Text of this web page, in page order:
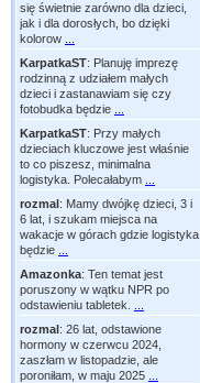
się świetnie zarówno dla dzieci,
jak i dla dorosłych, bo dzięki
kolorow
KarpatkaST: Planuję imprezę
rodzinną z udziałem małych
dzieci i zastanawiam się czy
fotobudka będzie
KarpatkaST: Przy małych
dzieciach kluczowe jest właśnie
to co piszesz, minimalna
logistyka. Polecałabym
rozmal: Mamy dwójkę dzieci, 3 i
6 lat, i szukam miejsca na
wakacje w górach gdzie logistyka
będzie
Amazonka: Ten temat jest
poruszony w wątku NPR po
odstawieniu tabletek.
rozmal: 26 lat, odstawione
hormony w czerwcu 2024,
zaszłam w listopadzie, ale
poroniłam, w maju 2025